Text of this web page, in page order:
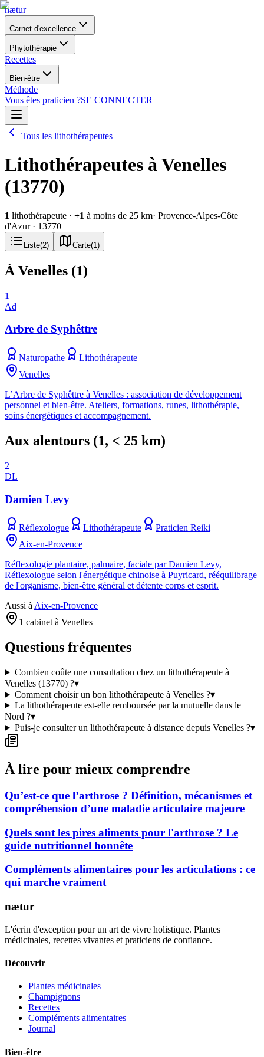
nætur
Carnet d'excellence
Phytothérapie
Recettes
Bien-être
Méthode
Vous êtes praticien ?SE CONNECTER
Tous les lithothérapeutes
Lithothérapeutes à Venelles
(13770)
1 lithothérapeute · +1 à moins de 25 km· Provence-Alpes-Côte
d'Azur· 13770
Liste(2) Carte(1 )
À Venelles (1)
1
Ad
Arbre de Syphêttre
Naturopathe
Lithothérapeute
Venelles
L’Arbre de Syphêttre à Venelles : association de développement
personnel et bien-être. Ateliers, formations, runes, lithothérapie,
soins énergétiques et accompagnement.
Aux alentours (1, < 25 km)
2
DL
Damien Levy
Réflexologue Lithothérapeute
Praticien Reiki
Aix-en-Provence
Réflexologie plantaire, palmaire, faciale par Damien Levy,
Réflexologue selon l'énergétique chinoise à Puyricard, rééquilibrage
de l'organisme, bien-être général et détente corps et esprit.
Aussi à Aix-en-Provence
1 cabinet à Venelles
Questions fréquentes
Combien coûte une consultation chez un lithothérapeute à
Venelles (13770) ?▾
Comment choisir un bon lithothérapeute à Venelles ?▾
La lithothérapeute est-elle remboursée par la mutuelle dans le
Nord ?▾
Puis-je consulter un lithothérapeute à distance depuis Venelles ?▾
À lire pour mieux comprendre
Qu’est-ce que l’arthrose ? Définition, mécanismes et
compréhension d’une maladie articulaire majeure
Quels sont les pires aliments pour l'arthrose ? Le
guide nutritionnel honnête
Compléments alimentaires pour les articulations : ce
qui marche vraiment
nætur
L'écrin d'exception pour un art de vivre holistique. Plantes
médicinales, recettes vivantes et praticiens de confiance.
Découvrir
Plantes médicinales
Champignons
Recettes
Compléments alimentaires
Journal
Bien-être